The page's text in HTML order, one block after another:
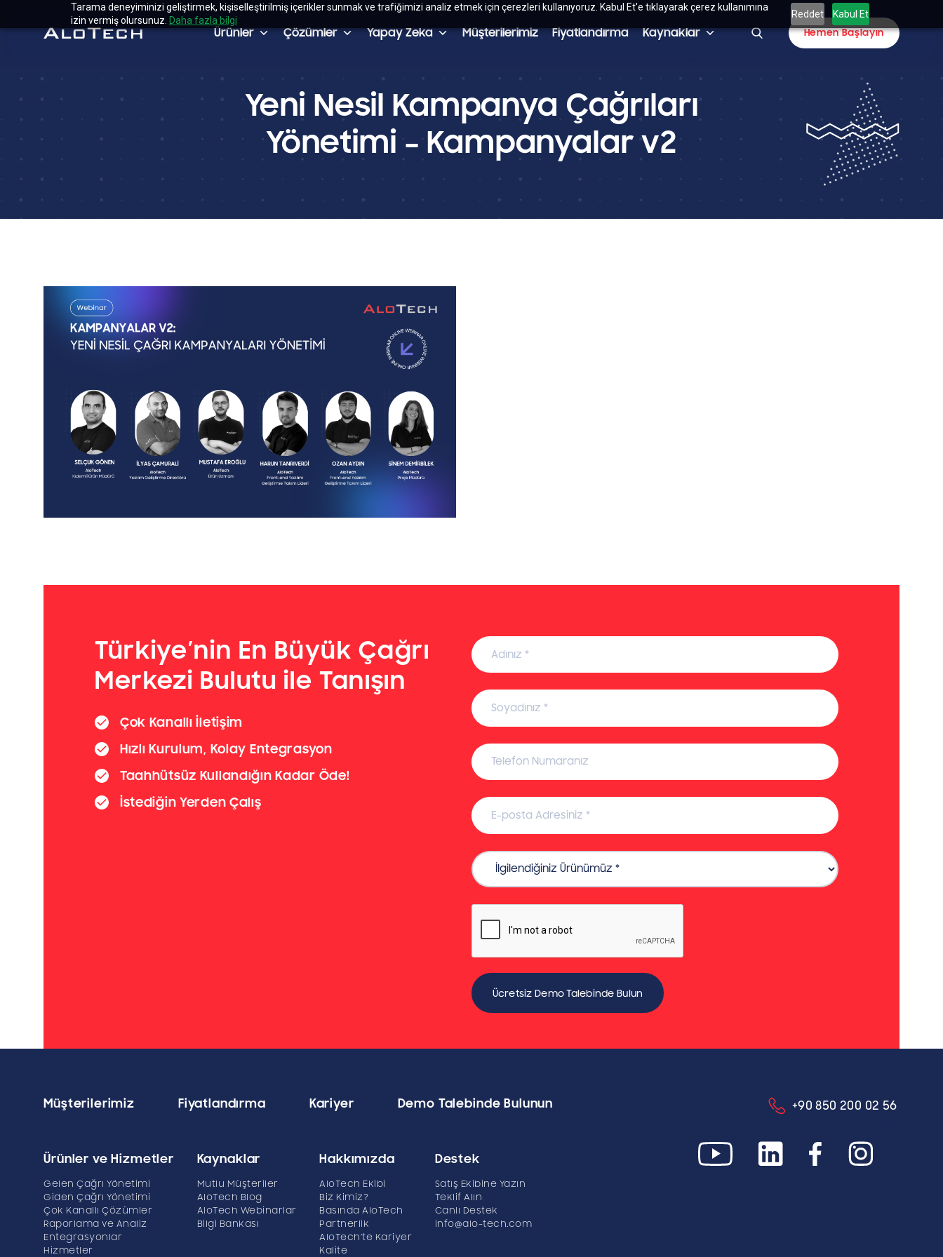
Tarama deneyiminizi geliştirmek, kişiselleştirilmiş içerikler sunmak ve trafiğimizi analiz etmek için çerezleri kullanıyoruz. Kabul Et'e tıklayarak çerez kullanımına
izin vermiş olursunuz. Daha fazla bilgi
Reddet Kabul Et
Ürünler Çözümler Yapay Zeka Müşterilerimiz Fiyatlandırma Kaynaklar Hemen Başlayın
Yeni Nesil Kampanya Çağrıları
Yönetimi – Kampanyalar v2
Türkiye’nin En Büyük Çağrı
Merkezi Bulutu ile Tanışın
Çok Kanallı İletişim
Hızlı Kurulum, Kolay Entegrasyon
Taahhütsüz Kullandığın Kadar Öde!
İstediğin Yerden Çalış
Müşterilerimiz Fiyatlandırma Kariyer Demo Talebinde Bulunun +90 850 200 02 56
Ürünler ve Hizmetler
Gelen Çağrı Yönetimi
Giden Çağrı Yönetimi
Çok Kanallı Çözümler
Raporlama ve Analiz
Entegrasyonlar
Hizmetler
Kaynaklar
Mutlu Müşteriler
AloTech Blog
AloTech Webinarlar
Bilgi Bankası
Hakkımızda
AloTech Ekibi
Biz Kimiz?
Basında AloTech
Partnerlik
AloTech’te Kariyer
Kalite
Destek
Satış Ekibine Yazın
Teklif Alın
Canlı Destek
info@alo-tech.com